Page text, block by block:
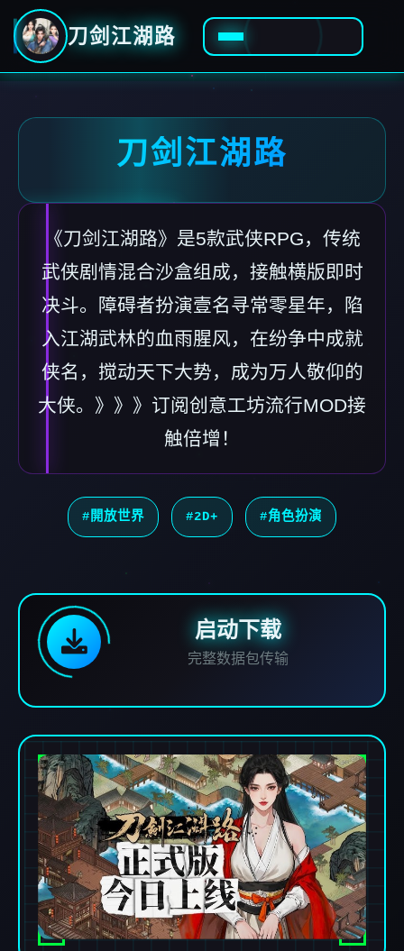
刀剑江湖路
刀剑江湖路
《刀剑江湖路》是5款武侠RPG，传统
武侠剧情混合沙盒组成，接触横版即时
决斗。障碍者扮演壹名寻常零星年，陷
入江湖武林的血雨腥风，在纷争中成就
侠名，搅动天下大势，成为万人敬仰的
大侠。》》》订阅创意工坊流行MOD接
触倍增！
#開放世界 #2D+ #角色扮演
启动下载
完整数据包传输